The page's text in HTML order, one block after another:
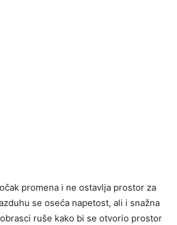
promena i ne ostavlja prostor za
se oseća napetost, ali i snažna
ruše kako bi se otvorio prostor